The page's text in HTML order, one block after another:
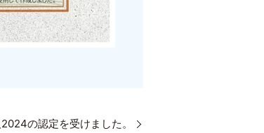
の認定を受けました。